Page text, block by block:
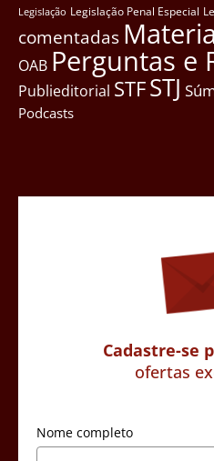
Legislação Legislação Penal Especial
comentadas
OAB Perguntas e
Publieditorial STFSTJ
Podcasts
Cadastre-se
ofertas
Nome completo